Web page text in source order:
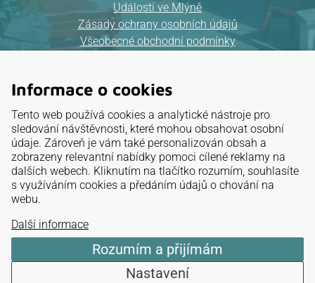
Hodnocení penzionu
Události ve Mlýně
Zásady ochrany osobních údajů
Všeobecné obchodní podmínky
Provozovatel:
ELKAT, a.s.
IČ: 26 88 32 95
Mariánské údolí 3, Brno
Informace o cookies
Tento web používá cookies a analytické nástroje pro
sledování návštěvnosti, které mohou obsahovat osobní
údaje. Zároveň je vám také personalizován obsah a
zobrazeny relevantní nabídky pomoci cílené reklamy na
dalších webech. Kliknutím na tlačítko rozumím, souhlasíte
s využíváním cookies a předáním údajů o chování na
webu.
Další informace
Rozumím a přijímám
Nastavení